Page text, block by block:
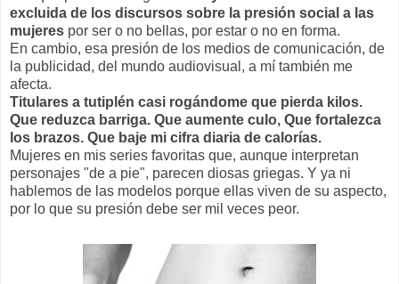
excluida de los discursos sobre la presión social a las
mujeres por ser o no bellas, por estar o no en forma.
En cambio, esa presión de los medios de comunicación, de
la publicidad, del mundo audiovisual, a mí también me
afecta.
Titulares a tutiplén casi rogándome que pierda kilos.
Que reduzca barriga. Que aumente culo, Que fortalezca
los brazos. Que baje mi cifra diaria de calorías.
Mujeres en mis series favoritas que, aunque interpretan
personajes "de a pie", parecen diosas griegas. Y ya ni
hablemos de las modelos porque ellas viven de su aspecto,
por lo que su presión debe ser mil veces peor.